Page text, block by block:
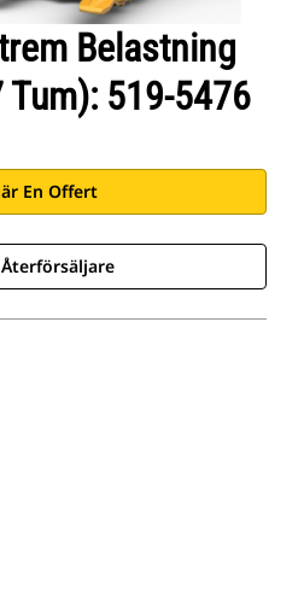
Belastning
519-5476
En Offert